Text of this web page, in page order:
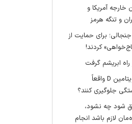
آمریکا و
و تنگه هرمز
برای حمایت از
کردند!
مکمل کلسیم و ویتامین D واقعاً
جلوگیری کنند؟
شود چه نشود،
لازم باشد انجام